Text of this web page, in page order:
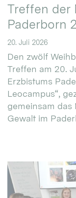
Treffen der
Paderborn
20. Juli 2026
Den zwölf
Treffen am 20.
Erzbistums
Leocampus“,
gemeinsam das
Gewalt im